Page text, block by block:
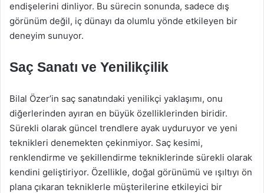
endişelerini dinliyor. Bu sürecin sonunda, sadece dış
görünüm değil, iç dünayı da olumlu yönde etkileyen bir
deneyim sunuyor.
Saç Sanatı ve Yenilikçilik
Bilal Özer’in saç sanatındaki yenilikçi yaklaşımı, onu
diğerlerinden ayıran en büyük özelliklerinden biridir.
Sürekli olarak güncel trendlere ayak uyduruyor ve yeni
teknikleri denemekten çekinmiyor. Saç kesimi,
renklendirme ve şekillendirme tekniklerinde sürekli olarak
kendini geliştiriyor. Özellikle, doğal görünümü ve ışıltıyı ön
plana çıkaran tekniklerle müşterilerine etkileyici bir